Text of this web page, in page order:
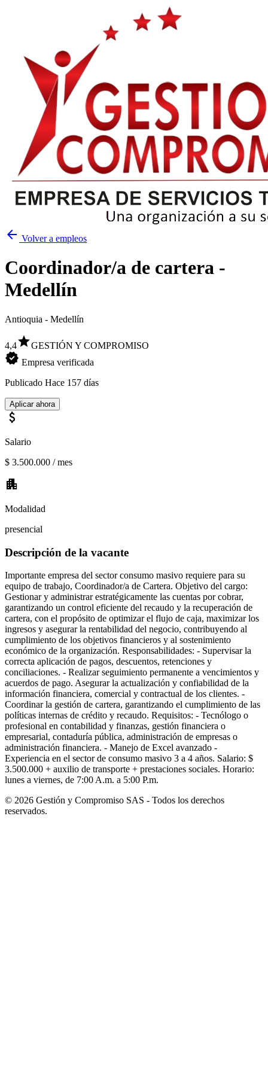
arrow_back Volver a empleos
Coordinador/a de cartera -
Medellín
Antioquia - Medellín
4,4starGESTIÓN Y COMPROMISO
verified Empresa verificada
Publicado Hace 157 días
Aplicar ahora
attach_money
Salario
$ 3.500.000 / mes
apartment
Modalidad
presencial
Descripción de la vacante
Importante empresa del sector consumo masivo requiere para su
equipo de trabajo, Coordinador/a de Cartera. Objetivo del cargo:
Gestionar y administrar estratégicamente las cuentas por cobrar,
garantizando un control eficiente del recaudo y la recuperación de
cartera, con el propósito de optimizar el flujo de caja, maximizar los
ingresos y asegurar la rentabilidad del negocio, contribuyendo al
cumplimiento de los objetivos financieros y al sostenimiento
económico de la organización. Responsabilidades: - Supervisar la
correcta aplicación de pagos, descuentos, retenciones y
conciliaciones. - Realizar seguimiento permanente a vencimientos y
acuerdos de pago. Asegurar la actualización y confiabilidad de la
información financiera, comercial y contractual de los clientes. -
Coordinar la gestión de cartera, garantizando el cumplimiento de las
políticas internas de crédito y recaudo. Requisitos: - Tecnólogo o
profesional en contabilidad y finanzas, gestión financiera o
empresarial, contaduría pública, administración de empresas o
administración financiera. - Manejo de Excel avanzado -
Experiencia en el sector de consumo masivo 3 a 4 años. Salario: $
3.500.000 + auxilio de transporte + prestaciones sociales. Horario:
lunes a viernes, de 7:00 A.m. a 5:00 P.m.
© 2026 Gestión y Compromiso SAS - Todos los derechos
reservados.